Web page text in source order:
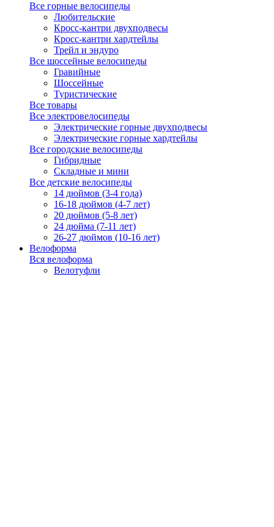
Все горные велосипеды
Любительские
Кросс-кантри двухподвесы
Кросс-кантри хардтейлы
Трейл и эндуро
Все шоссейные велосипеды
Гравийные
Шоссейные
Туристические
Все товары
Все электровелосипеды
Электрические горные двухподвесы
Электрические горные хардтейлы
Все городские велосипеды
Гибридные
Складные и мини
Все детские велосипеды
14 дюймов (3-4 года)
16-18 дюймов (4-7 лет)
20 дюймов (5-8 лет)
24 дюйма (7-11 лет)
26-27 дюймов (10-16 лет)
Велоформа
Вся велоформа
Велотуфли